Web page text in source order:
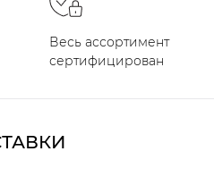
Весь ассортимент
сертифицирован